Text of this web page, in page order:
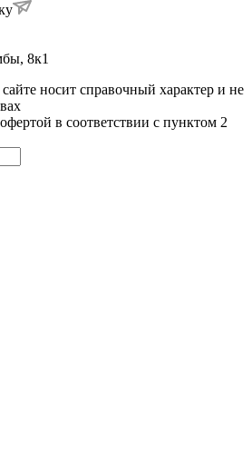
8к1
носит справочный характер и не
в соответствии с пунктом 2